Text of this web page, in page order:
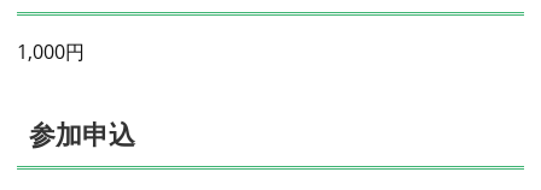
1,000円
参加申込